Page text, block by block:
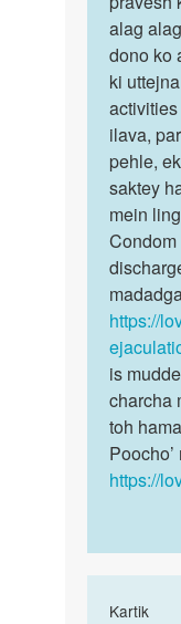
alag
dono ko
ki
ilava,
pehle,
saktey
mein
https://
is
charcha
toh
https://
Kartik